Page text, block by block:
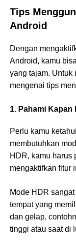
Tips
Android
Dengan
Android, kamu
yang tajam. Untuk
mengenai tips
1. Pahami
Perlu kamu
membutuhkan
HDR, kamu harus
mengaktifkan fitur
Mode HDR
tempat yang
dan gelap,
tinggi atau saat di